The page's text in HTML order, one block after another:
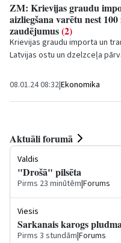
ZM: Krievijas graudu
aizliegšana varētu nest
zaudējumus(2)
Krievijas graudu importa un
Latvijas ostu un dzelzceļa
08.01.24 08:32|Ekonomika
Aktuāli forumā
Valdis
"Drošā" pilsēta
Pirms 23 minūtēm|Forums
Viesis
Sarkanais karogs
Pirms 3 stundām|Forums